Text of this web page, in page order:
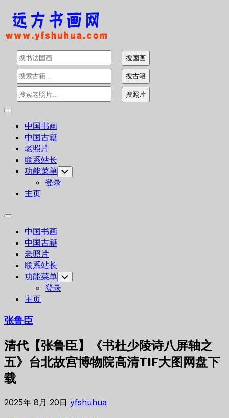
Skip
content
Expand
中国书画
中国古籍
老照片
联系站长
功能菜单 Toggle
Child
Menu
登录
主页
Expand
中国书画
中国古籍
老照片
联系站长
功能菜单 Toggle
Child
Menu
登录
主页
张鲁臣
清代【张鲁臣】《书杜少陵诗八屏轴之
五》台北故宫博物院高清TIF大图网盘下
载
2025年 8月 20日 yfshuhua